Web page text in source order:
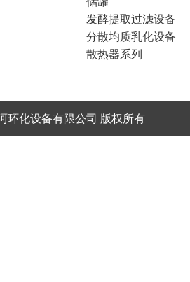
发酵提取过滤设备
分散均质乳化设备
散热器系列
环化设备有限公司 版权所有